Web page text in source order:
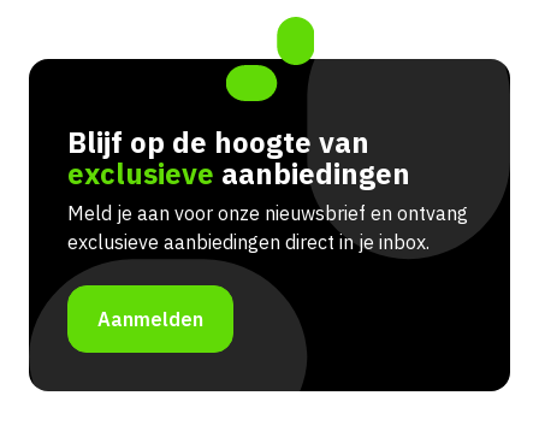
Blijf op de hoogte van
exclusieve aanbiedingen
Meld je aan voor onze nieuwsbrief en ontvang
exclusieve aanbiedingen direct in je inbox.
Aanmelden